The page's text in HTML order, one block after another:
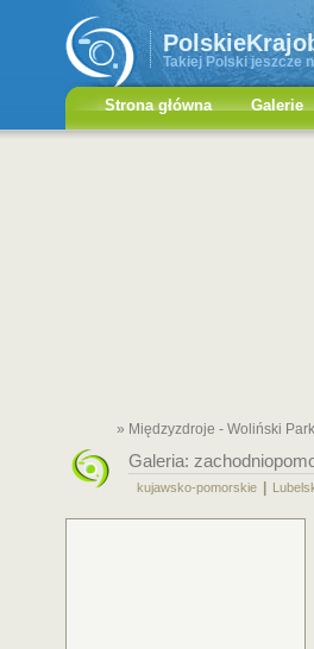
Takiej Polski jeszcze
Strona główna Galerie
» Międzyzdroje - Woliński
Galeria:
kujawsko-pomorskie